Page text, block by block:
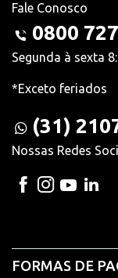
Fale Conosco
0800
Segunda à sexta
*Exceto feriados
(31)
Nossas Redes
FORMAS DE